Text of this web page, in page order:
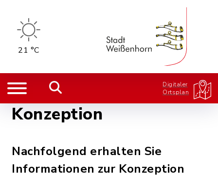
21 °C
Digitaler
Ortsplan
Konzeption
Nachfolgend erhalten Sie
Informationen zur Konzeption